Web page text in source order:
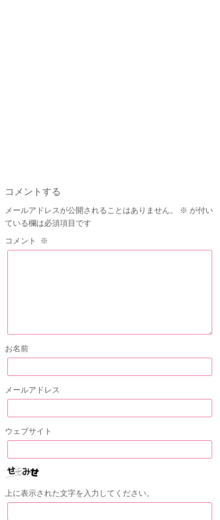
コメントする
メールアドレスが公開されることはありません。 ※ が付い
ている欄は必須項目です
コメント ※
お名前
メールアドレス
ウェブサイト
上に表示された文字を入力してください。